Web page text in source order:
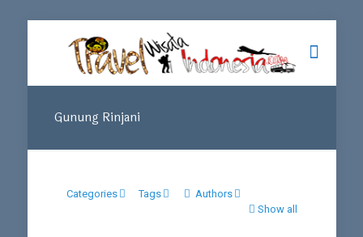
Gunung Rinjani
Categories Tags
Authors
Show all